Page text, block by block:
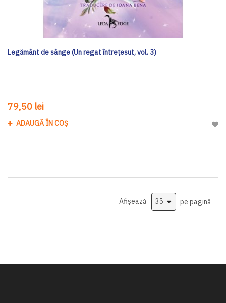
Legământ de sânge (Un regat întrețesut, vol. 3)
79,50 lei
ADAUGĂ ÎN COȘ
Afișează pe pagină